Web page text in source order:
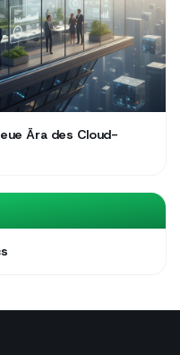
Ära des Cloud-